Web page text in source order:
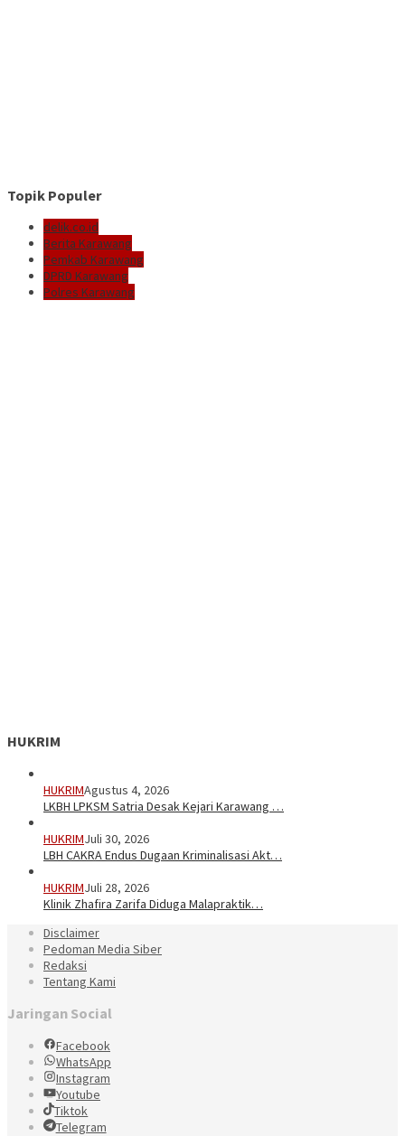
Topik Populer
delik.co.id
Berita Karawang
Pemkab Karawang
DPRD Karawang
Polres Karawang
HUKRIM
HUKRIMAgustus 4, 2026
LKBH LPKSM Satria Desak Kejari Karawang …
HUKRIMJuli 30, 2026
LBH CAKRA Endus Dugaan Kriminalisasi Akt…
HUKRIMJuli 28, 2026
Klinik Zhafira Zarifa Diduga Malapraktik…
Disclaimer
Pedoman Media Siber
Redaksi
Tentang Kami
Jaringan Social
Facebook
WhatsApp
Instagram
Youtube
Tiktok
Telegram